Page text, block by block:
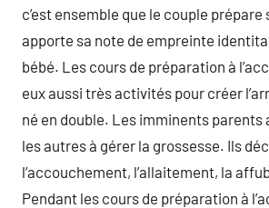
c’est ensemble que le couple prépare
apporte sa note de empreinte
bébé. Les cours de préparation à
eux aussi très activités pour créer
né en double. Les imminents parents
les autres à gérer la grossesse. Ils
l’accouchement, l’allaitement, la
Pendant les cours de préparation à